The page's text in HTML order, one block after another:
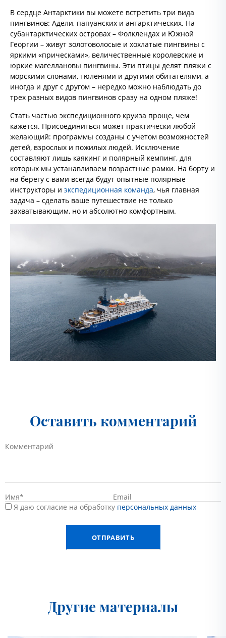
В сердце Антарктики вы можете встретить три вида
пингвинов: Адели, папуанских и антарктических. На
субантарктических островах – Фолклендах и Южной
Георгии – живут золотоволосые и хохлатые пингвины с
яркими «прическами», величественные королевские и
юркие магеллановы пингвины. Эти птицы делят пляжи с
морскими слонами, тюленями и другими обитателями, а
иногда и друг с другом – нередко можно наблюдать до
трех разных видов пингвинов сразу на одном пляже!
Стать частью экспедиционного круиза проще, чем
кажется. Присоединиться может практически любой
желающий: программы созданы с учетом возможностей
детей, взрослых и пожилых людей. Исключение
составляют лишь каякинг и полярный кемпинг, для
которых мы устанавливаем возрастные рамки. На борту и
на берегу с вами всегда будут опытные полярные
инструкторы и экспедиционная команда, чья главная
задача – сделать ваше путешествие не только
захватывающим, но и абсолютно комфортным.
Оставить комментарий
Я даю согласие на обработку персональных данных
Другие материалы